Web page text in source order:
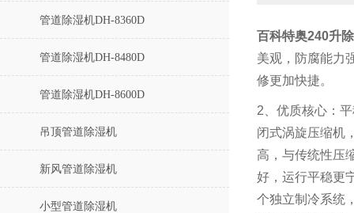
管道除湿机DH-8360D
管道除湿机DH-8480D
管道除湿机DH-8600D
吊顶管道除湿机
新风管道除湿机
小型管道除湿机
百科特奥240升
美观，防腐能力
修更加快捷。
2 、优质核心：
闭式涡旋压缩机
高，与传统性压
好，运行平稳更
个独立制冷系统